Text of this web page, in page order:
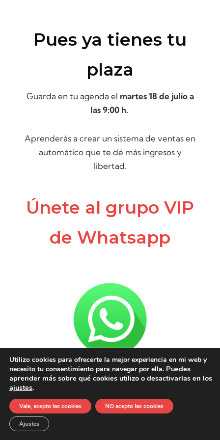
Pues ya tienes tu
plaza
Guarda en tu agenda el martes 18 de julio a
las 9:00 h.
Aprenderás a crear un sistema de ventas en
automático que te dé más ingresos y
libertad.
Únete al grupo VIP
de Whatsapp
Utilizo cookies para ofrecerte la mejor experiencia en mi web y
necesito tu consentimiento para navegar por ella. Puedes
aprender más sobre qué cookies utilizo o desactivarlas en los
ajustes.
Vale, acepto las cookies NO acepto las cookies
Ajustes